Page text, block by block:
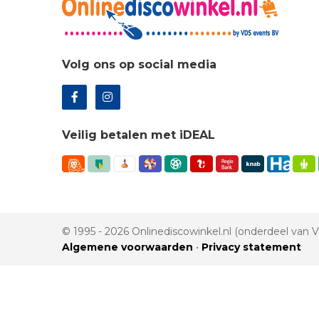
Volg ons op social media
Veilig betalen met iDEAL
© 1995 - 2026 Onlinediscowinkel.nl (onderdeel van
Algemene voorwaarden • Privacy statement